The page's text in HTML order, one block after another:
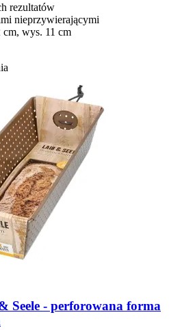
rezultatów
nieprzywierającymi
wys. 11 cm
Seele -​ perforowana forma